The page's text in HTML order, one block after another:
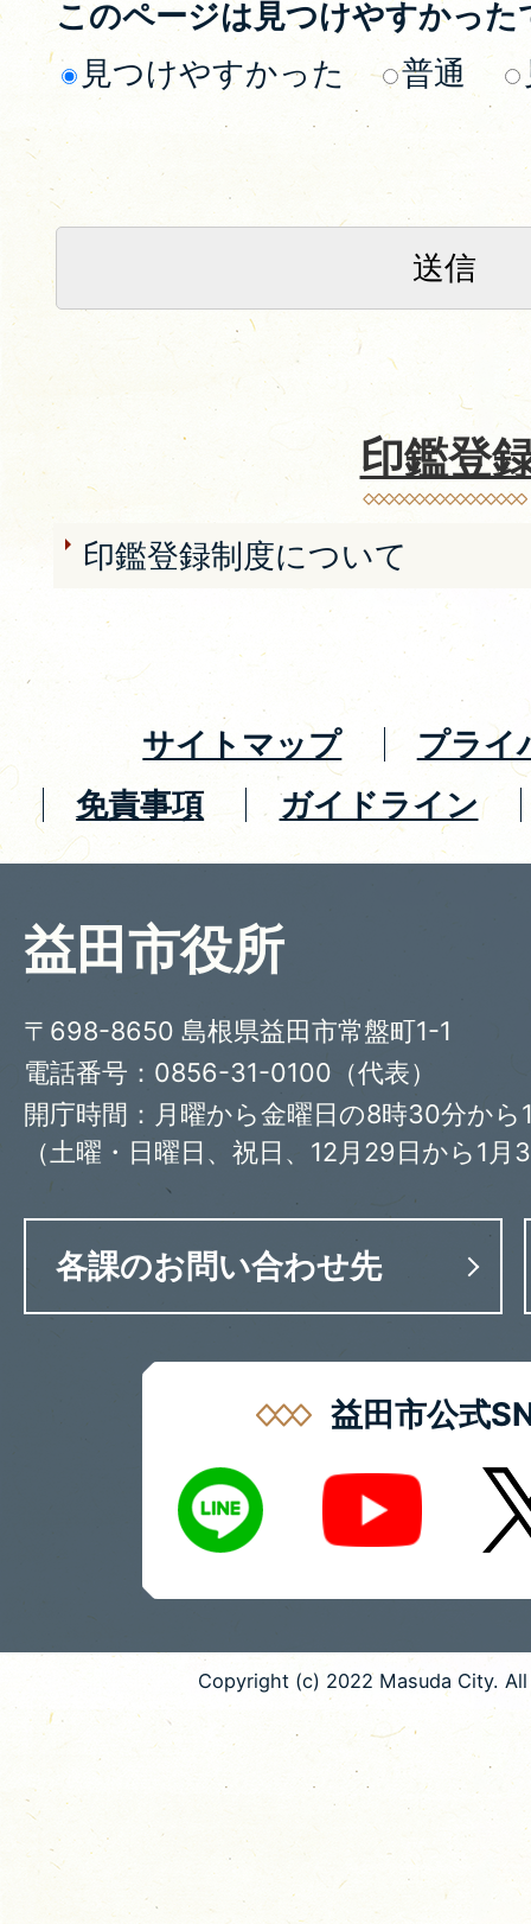
このページは見つけやすかった
見つけやすかった
普通
印鑑登
印鑑登録制度について
サイトマップ
プライ
免責事項
ガイドライン
益田市役所
〒698-8650 島根県益田市常盤町1-1
電話番号：0856-31-0100（代表）
開庁時間：月曜から金曜日の8時30分から
（土曜・日曜日、祝日、12月29日から1月
各課のお問い合わせ先
益田市公式
LINE
Youtube X
Copyright (c) 2022 Masuda City.